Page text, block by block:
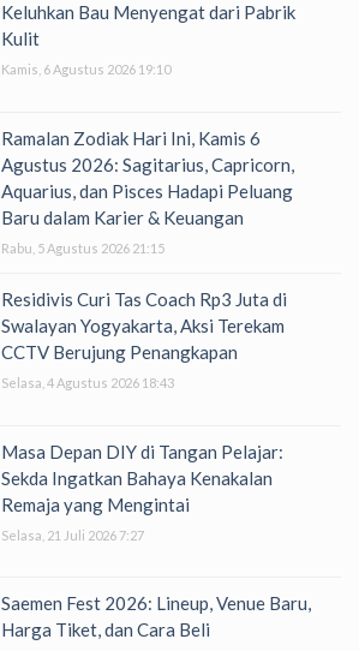
Keluhkan Bau Menyengat dari Pabrik
Kulit
Kamis, 6 Agustus 2026 19:10
Ramalan Zodiak Hari Ini, Kamis 6
Agustus 2026: Sagitarius, Capricorn,
Aquarius, dan Pisces Hadapi Peluang
Baru dalam Karier & Keuangan
Rabu, 5 Agustus 2026 21:15
Residivis Curi Tas Coach Rp3 Juta di
Swalayan Yogyakarta, Aksi Terekam
CCTV Berujung Penangkapan
Selasa, 4 Agustus 2026 18:43
Masa Depan DIY di Tangan Pelajar:
Sekda Ingatkan Bahaya Kenakalan
Remaja yang Mengintai
Selasa, 21 Juli 2026 7:27
Saemen Fest 2026: Lineup, Venue Baru,
Harga Tiket, dan Cara Beli